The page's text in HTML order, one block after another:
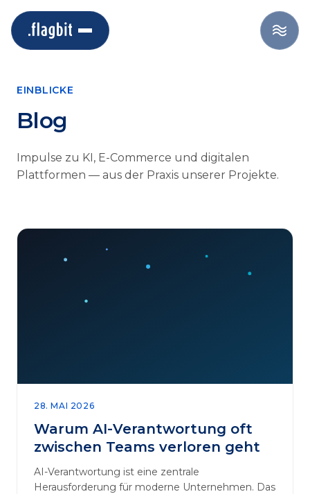
EINBLICKE
Blog
Impulse zu KI, E-Commerce und digitalen
Plattformen — aus der Praxis unserer Projekte.
28. MAI 2026
Warum AI-Verantwortung oft
zwischen Teams verloren geht
AI-Verantwortung ist eine zentrale
Herausforderung für moderne Unternehmen. Das